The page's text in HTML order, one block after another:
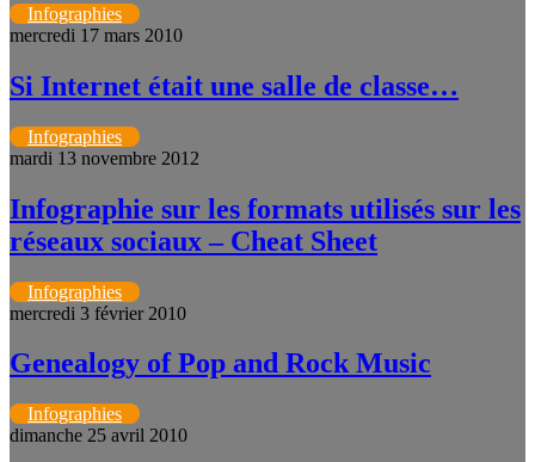
Infographies
mercredi 17 mars 2010
Si Internet était une salle de classe…
Infographies
mardi 13 novembre 2012
Infographie sur les formats utilisés sur les
réseaux sociaux – Cheat Sheet
Infographies
mercredi 3 février 2010
Genealogy of Pop and Rock Music
Infographies
dimanche 25 avril 2010